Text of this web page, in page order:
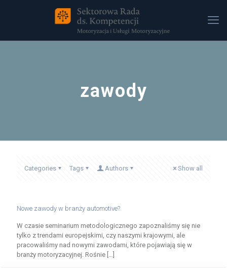
zawody
Categories Tags Authors Show all
Nowe zawody w branży automotive?
W czasie seminarium metodologicznego zapoznaliśmy się nie
tylko z trendami europejskimi, czy naszymi krajowymi, ale
pracowaliśmy nad nowymi zawodami, które pojawiają się w
branży motoryzacyjnej. Rośnie […]